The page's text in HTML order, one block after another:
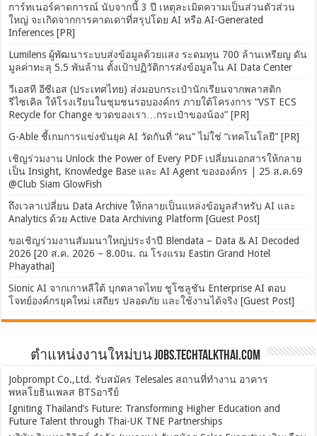
การ์ทเนอร์คาดการณ์ นับจากนี้ 3 ปี เหตุละเมิดความเป็นส่วนตัวส่วน
ใหญ่ จะเกิดจากการคาดเดาที่สรุปโดย AI หรือ AI-Generated
Inferences [PR]
Lumilens ผู้พัฒนาระบบส่งข้อมูลด้วยแสง ระดมทุน 700 ล้านเหรียญ ดัน
มูลค่าทะลุ 5.5 พันล้าน ตั้งเป้าปฏิวัติการส่งข้อมูลใน AI Data Center
วีเอสที อีซีเอส (ประเทศไทย) ส่งมอบกระเป๋านักเรียนจากพลาสติก
รีไซเคิล ให้โรงเรียนในชุมชนรอบองค์กร ภายใต้โครงการ “VST ECS
Recycle for Change ขวดของเรา…กระเป๋าของน้อง” [PR]
G-Able ชี้เกมการแข่งขันยุค AI วัดกันที่ “คน” ไม่ใช่ “เทคโนโลยี” [PR]
เชิญร่วมงาน Unlock the Power of Every PDF เปลี่ยนเอกสารให้กลาย
เป็น Insight, Knowledge Base และ AI Agent ขององค์กร | 25 ส.ค.69
@Club Siam GlowFish
ถึงเวลาเปลี่ยน Data Archive ให้กลายเป็นแหล่งข้อมูลสำหรับ AI และ
Analytics ด้วย Active Data Archiving Platform [Guest Post]
ขอเชิญร่วมงานสัมมนาใหญ่ประจำปี Blendata – Data & AI Decoded
2026 [20 ส.ค. 2026 – 8.00น. ณ โรงแรม Eastin Grand Hotel
Phayathai]
Sionic AI จากเกาหลีใต้ บุกตลาดไทย ชูโซลูชัน Enterprise AI ตอบ
โจทย์องค์กรยุคใหม่ เสถียร ปลอดภัย และใช้งานได้จริง [Guest Post]
ตำแหน่งงานใหม่บน Jobs.TechTalkThai.com
Jobprompt Co.,Ltd. รับสมัคร Telesales สถานที่ทำงาน อาคาร
พหลโยธินเพลส BTSอารีย์
Igniting Thailand’s Future: Transforming Higher Education and
Future Talent through Thai-UK TNE Partnerships